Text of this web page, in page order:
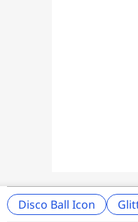
Disco Ball Icon